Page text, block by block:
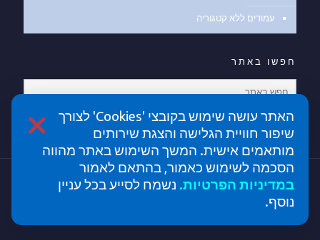
עמודים ללא קטגוריה
חפשו באתר
כל הזכויות שמורת לחברת דקור גלאס - עבודות זכוכית |
האתר עושה שימוש בקובצי 'Cookies' לצורך
שיפור חוויית הגלישה והצגת שירותים
מותאמים אישית. המשך השימוש באתר מהווה
הסכמה לשימוש כאמור, בהתאם לאמור
במדיניות הפרטיות. נשמח לסייע בכל עניין
נוסף.
×